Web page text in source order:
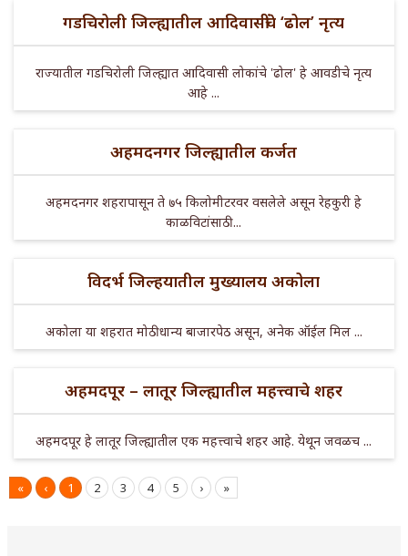
गडचिरोली जिल्ह्यातील आदिवासींचे ‘ढोल’ नृत्य
राज्यातील गडचिरोली जिल्ह्यात आदिवासी लोकांचे 'ढोल' हे आवडीचे नृत्य
आहे ...
अहमदनगर जिल्ह्यातील कर्जत
अहमदनगर शहरापासून ते ७५ किलोमीटरवर वसलेले असून रेहकुरी हे
काळविटांसाठी ...
विदर्भ जिल्हयातील मुख्यालय अकोला
अकोला या शहरात मोठी धान्य बाजारपेठ असून, अनेक ऑईल मिल ...
अहमदपूर – लातूर जिल्ह्यातील महत्त्वाचे शहर
अहमदपूर हे लातूर जिल्ह्यातील एक महत्त्वाचे शहर आहे. येथून जवळच ...
« ‹ 1 2 3 4 5 › »